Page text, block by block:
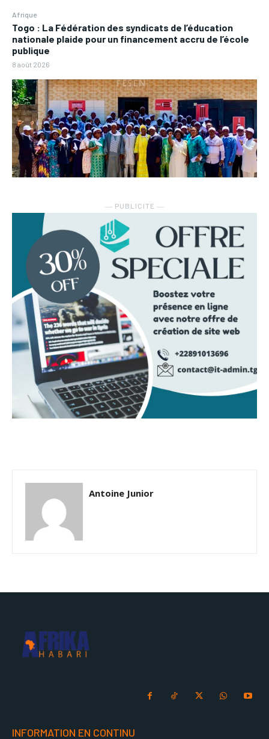
Afrique
Togo : La Fédération des syndicats de l’éducation
nationale plaide pour un financement accru de l’école
publique
8 août 2026
― PUBLICITE ―
Antoine Junior
INFORMATION EN CONTINU